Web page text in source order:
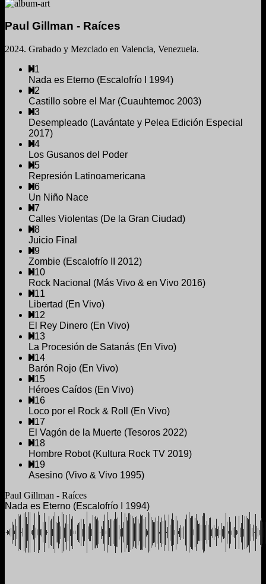
Paul Gillman - Raíces
2024. Grabado y Mezclado en Valencia, Venezuela.
1
Nada es Eterno (Escalofrío I 1994)
2
Castillo sobre el Mar (Cuauhtemoc 2003)
3
Desempleado (Lavántate y Pelea Edición Especial
2017)
4
Los Gusanos del Poder
5
Represión Latinoamericana
6
Un Niño Nace
7
Calles Violentas (De la Gran Ciudad)
8
Juicio Final
9
Zombie (Escalofrío II 2012)
10
Rock Nacional (Más Vivo & en Vivo 2016)
11
Libertad (En Vivo)
12
El Rey Dinero (En Vivo)
13
La Procesión de Satanás (En Vivo)
14
Barón Rojo (En Vivo)
15
Héroes Caídos (En Vivo)
16
Loco por el Rock & Roll (En Vivo)
17
El Vagón de la Muerte (Tesoros 2022)
18
Hombre Robot (Kultura Rock TV 2019)
19
Asesino (Vivo & Vivo 1995)
Paul Gillman - Raíces
Nada es Eterno (Escalofrío I 1994)